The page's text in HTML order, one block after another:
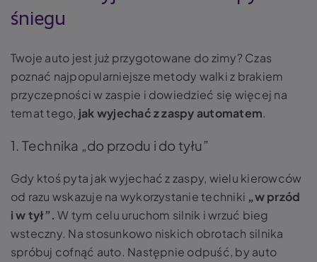
śniegu
Twoje auto jest już przygotowane do zimy? Czas
poznać najpopularniejsze metody walki z brakiem
przyczepności w zaspie i dowiedzieć się więcej na
temat tego, jak wyjechać z zaspy automatem.
1. Technika „do przodu i do tyłu”
Gdy ktoś pyta jak wyjechać z zaspy, wielu kierowców
od razu wskazuje na wykorzystanie techniki „w przód
i w tył”. W tym celu uruchom silnik i wrzuć bieg
wsteczny. Na stosunkowo niskich obrotach silnika
spróbuj cofnąć auto. Następnie odpuść, by auto